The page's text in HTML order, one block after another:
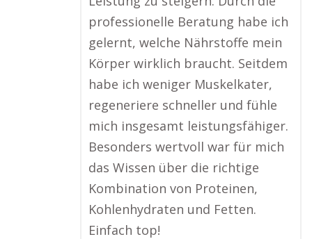
professionelle Beratung habe ich
gelernt, welche Nährstoffe mein
Körper wirklich braucht. Seitdem
habe ich weniger Muskelkater,
regeneriere schneller und fühle
mich insgesamt leistungsfähiger.
Besonders wertvoll war für mich
das Wissen über die richtige
Kombination von Proteinen,
Kohlenhydraten und Fetten.
Einfach top!